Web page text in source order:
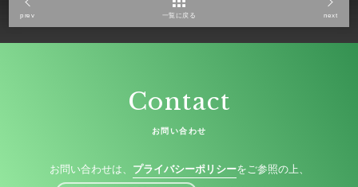
prev 一覧に戻る next
Contact
お問い合わせ
お問い合わせは、 プライバシーポリシーをご参照の上、